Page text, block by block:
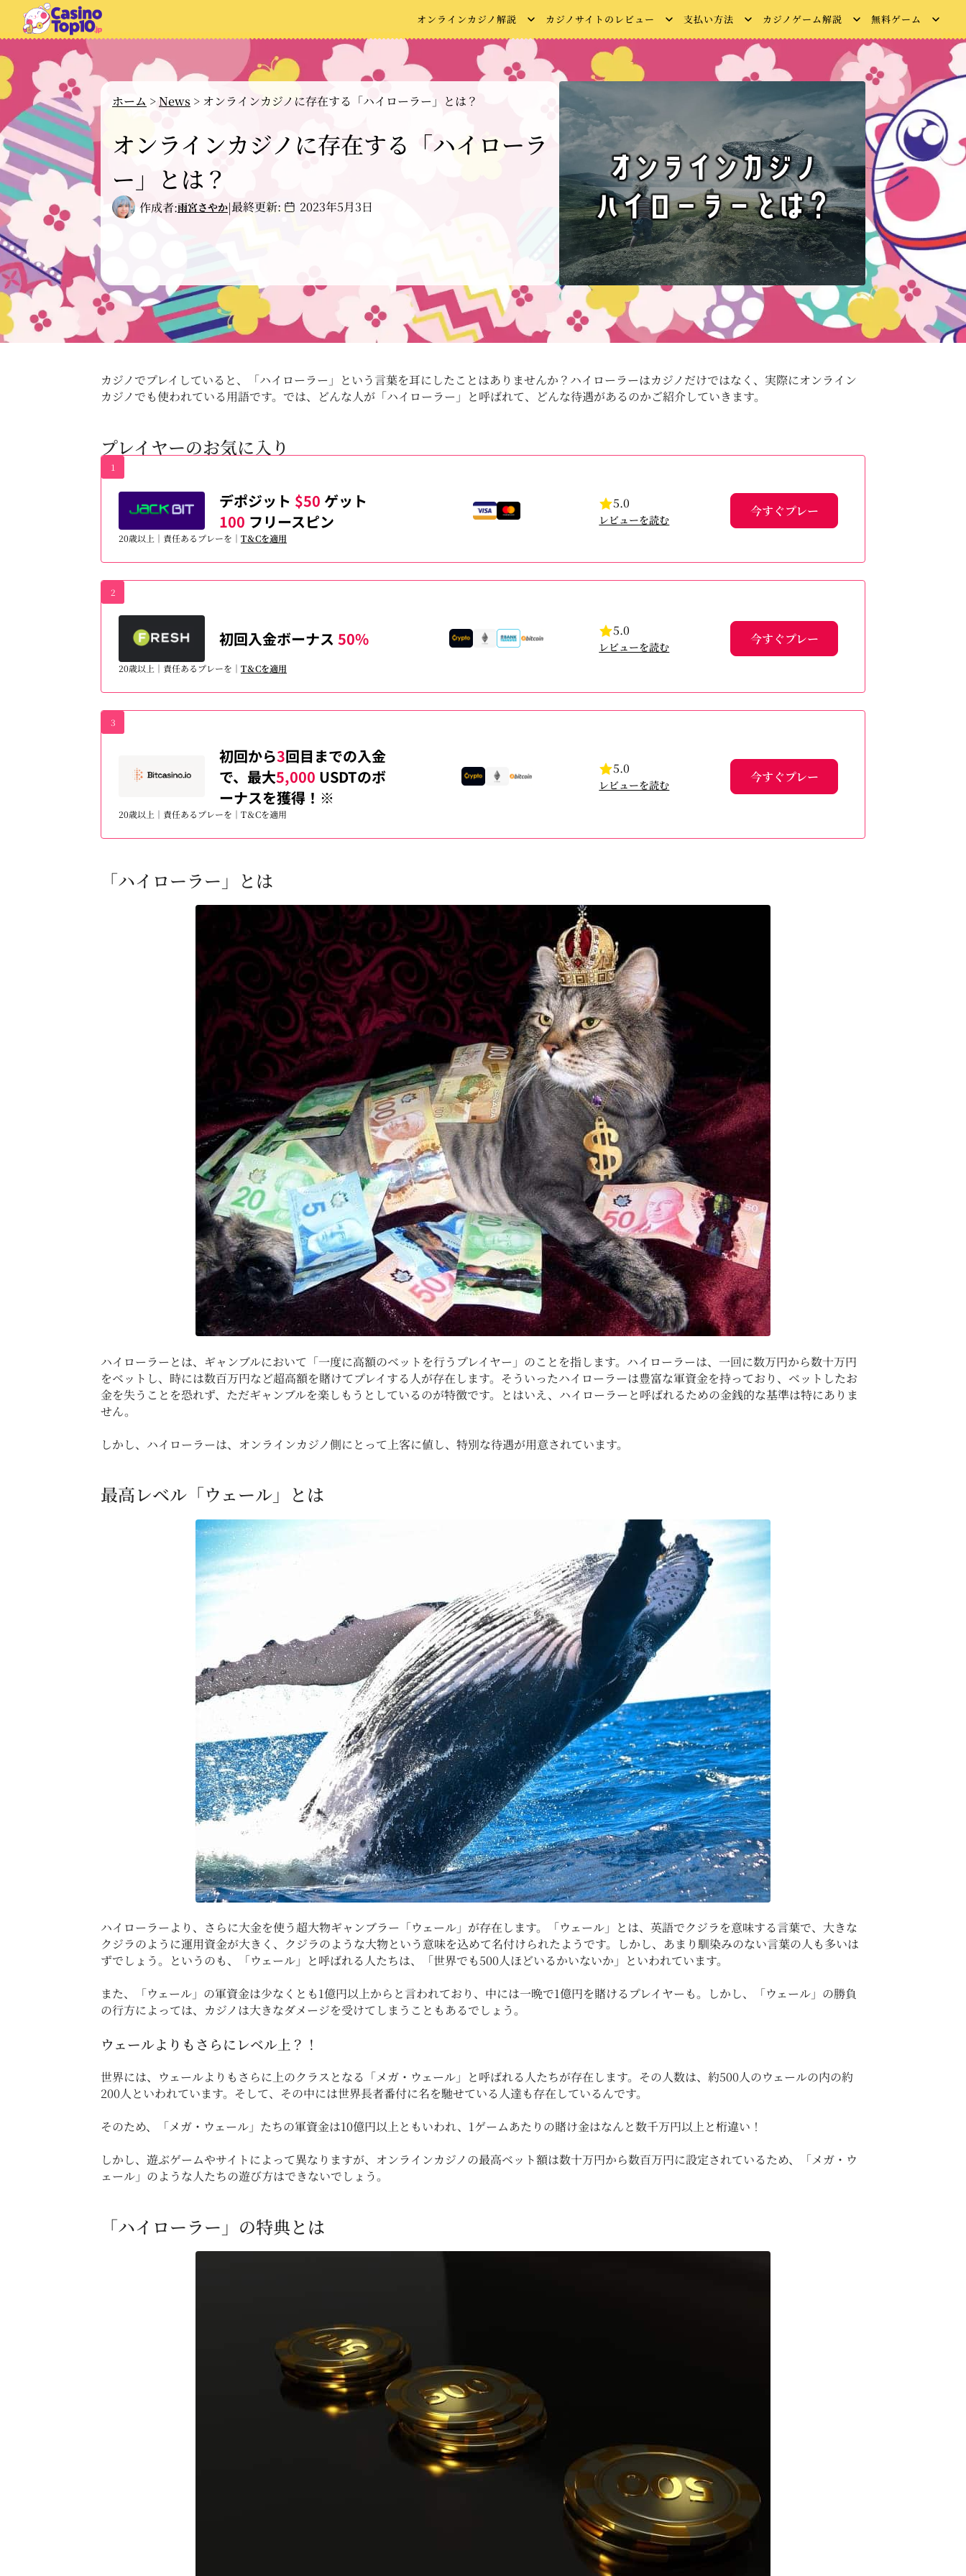
オンラインカジノ解説 カジノサイトのレビュー 支払い方法 カジノゲーム解説 無料ゲーム
ホーム >News > オンラインカジノに存在する「ハイローラー」とは？
オンラインカジノに存在する「ハイローラ
ー」とは？
作成者:雨宮さやか|最終更新: 2023年5月3日
カジノでプレイしていると、「ハイローラー」という言葉を耳にしたことはありませんか？ハイローラーはカジノだけではなく、実際にオンライン
カジノでも使われている用語です。では、どんな人が「ハイローラー」と呼ばれて、どんな待遇があるのかご紹介していきます。
プレイヤーのお気に入り
1
デポジット $50 ゲット
100 フリースピン
5.0
レビューを読む
今すぐプレー
20歳以上｜責任あるプレーを｜ T＆Cを適用
2
初回入金ボーナス 50% 5.0
レビューを読む
今すぐプレー
20歳以上｜責任あるプレーを｜ T＆Cを適用
3
初回から3回目までの入金
で、最大5,000 USDTのボ
ーナスを獲得！※
5.0
レビューを読む
今すぐプレー
20歳以上｜責任あるプレーを｜T＆Cを適用
「ハイローラー」とは
ハイローラーとは、ギャンブルにおいて「一度に高額のベットを行うプレイヤー」のことを指します。ハイローラーは、一回に数万円から数十万円
をベットし、時には数百万円など超高額を賭けてプレイする人が存在します。そういったハイローラーは豊富な軍資金を持っており、ベットしたお
金を失うことを恐れず、ただギャンブルを楽しもうとしているのが特徴です。とはいえ、ハイローラーと呼ばれるための金銭的な基準は特にありま
せん。
しかし、ハイローラーは、オンラインカジノ側にとって上客に値し、特別な待遇が用意されています。
最高レベル「ウェール」とは
ハイローラーより、さらに大金を使う超大物ギャンブラー「ウェール」が存在します。「ウェール」とは、英語でクジラを意味する言葉で、大きな
クジラのように運用資金が大きく、クジラのような大物という意味を込めて名付けられたようです。しかし、あまり馴染みのない言葉の人も多いは
ずでしょう。というのも、「ウェール」と呼ばれる人たちは、「世界でも500人ほどいるかいないか」といわれています。
また、「ウェール」の軍資金は少なくとも1億円以上からと言われており、中には一晩で1億円を賭けるプレイヤーも。しかし、「ウェール」の勝負
の行方によっては、カジノは大きなダメージを受けてしまうこともあるでしょう。
ウェールよりもさらにレベル上？！
世界には、ウェールよりもさらに上のクラスとなる「メガ・ウェール」と呼ばれる人たちが存在します。その人数は、約500人のウェールの内の約
200人といわれています。そして、その中には世界長者番付に名を馳せている人達も存在しているんです。
そのため、「メガ・ウェール」たちの軍資金は10億円以上ともいわれ、1ゲームあたりの賭け金はなんと数千万円以上と桁違い！
しかし、遊ぶゲームやサイトによって異なりますが、オンラインカジノの最高ベット額は数十万円から数百万円に設定されているため、「メガ・ウ
ェール」のような人たちの遊び方はできないでしょう。
「ハイローラー」の特典とは